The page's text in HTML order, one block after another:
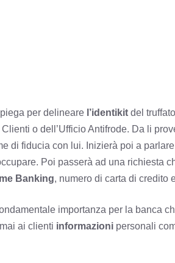
per delineare l’identikit del
o dell’Ufficio Antifrode. Da li
di fiducia con lui. Inizierà poi a
Poi passerà ad una richiesta
Banking, numero di carta di credito
importanza per la banca
ai clienti informazioni personali